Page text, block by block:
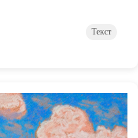
Текст